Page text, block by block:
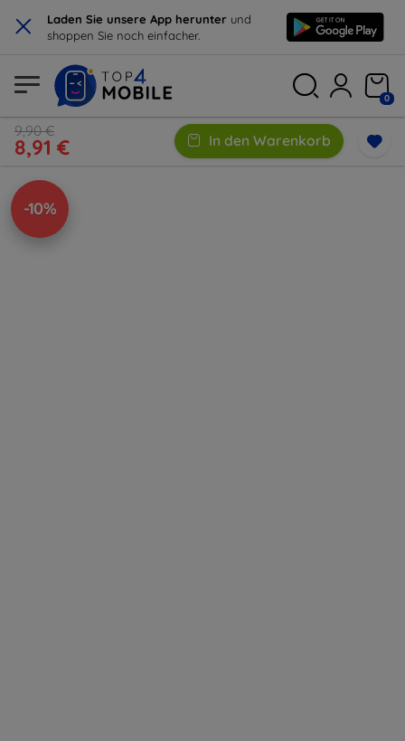
× Laden Sie unsere App herunter und
shoppen Sie noch einfacher.
0
9,90 €
8,91 € In den Warenkorb
-10%